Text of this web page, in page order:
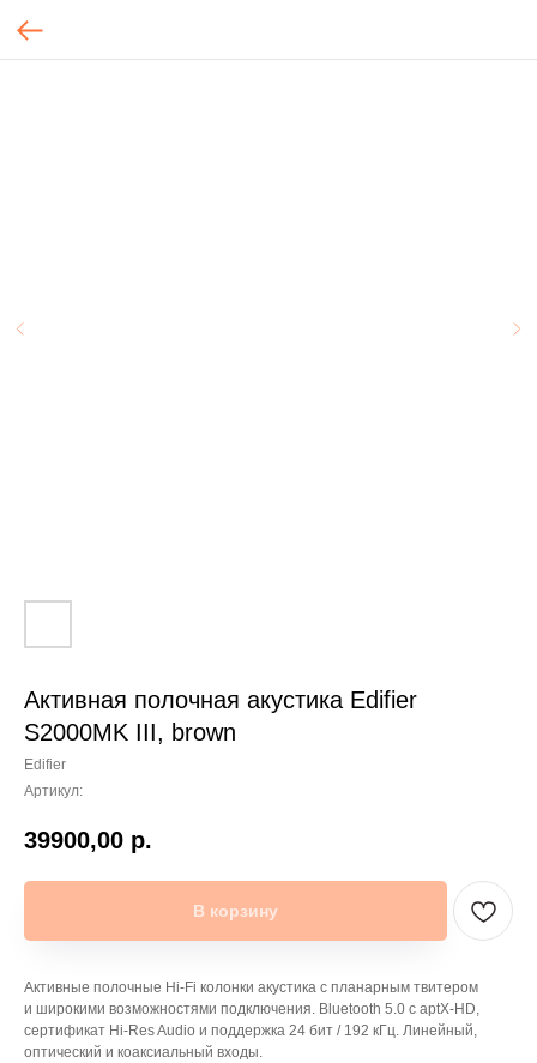
Активная полочная акустика Edifier
S2000MK III, brown
Edifier
Артикул:
39900,00 р.
В корзину
Активные полочные Hi-Fi колонки акустика с планарным твитером
и широкими возможностями подключения. Bluetooth 5.0 с aptX-HD,
сертификат Hi-Res Audio и поддержка 24 бит / 192 кГц. Линейный,
оптический и коаксиальный входы.